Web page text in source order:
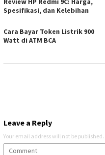
Spesifikasi, dan Kelebihan
Cara Bayar Token Listrik 900
Watt di ATM BCA
Leave a Reply
Your email address will not be published.